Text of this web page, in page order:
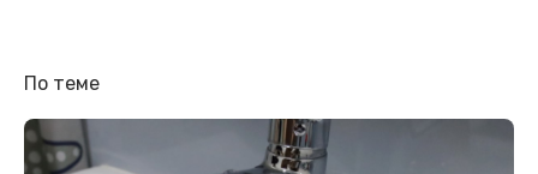
По теме